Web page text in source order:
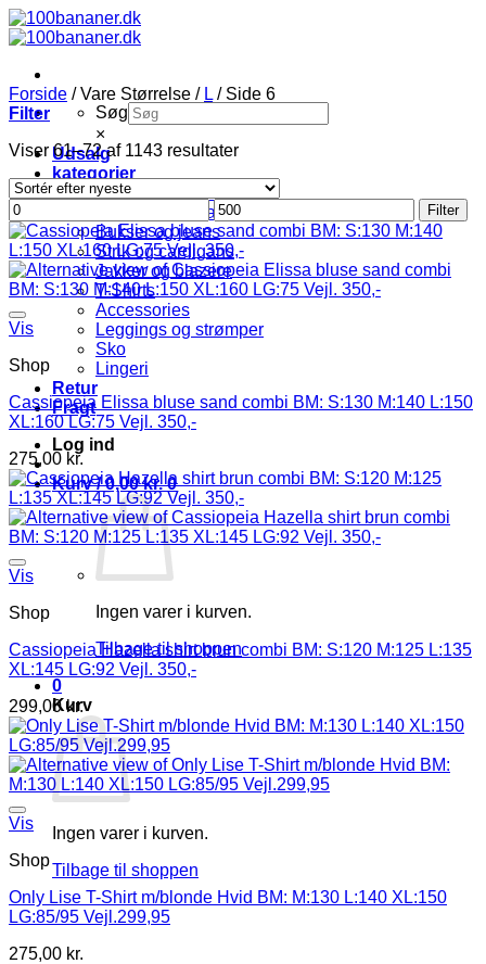
Fortsæt
til
Søg
×
Udsalg
kategorier
Bluser og skjorter
Kjoler og tunikaer
Bukser og jeans
Strik og cardigans
Jakker og blazere
T-Shirts
Accessories
Leggings og strømper
Sko
Lingeri
Retur
Fragt
Log ind
Kurv /0,00kr. 0
Ingen varer i kurven.
Tilbage til shoppen
0
Kurv
Ingen varer i kurven.
Tilbage til shoppen
Forside /Vare Størrelse / L /Side 6
Filter
Viser 61–72 af 1143 resultaterSorteret
seneste
Mindste
pris
Højeste
pris
Filter
Vis
Shop
Cassiopeia Elissa bluse sand combi BM: S:130 M:140 L:150
XL:160 LG:75 Vejl. 350,-
275,00 kr.
Vis
Shop
Cassiopeia Hazella shirt brun combi BM: S:120 M:125 L:135
XL:145 LG:92 Vejl. 350,-
299,00kr.
Vis
Shop
Only Lise T-Shirt m/blonde Hvid BM: M:130 L:140 XL:150
LG:85/95 Vejl.299,95
275,00 kr.